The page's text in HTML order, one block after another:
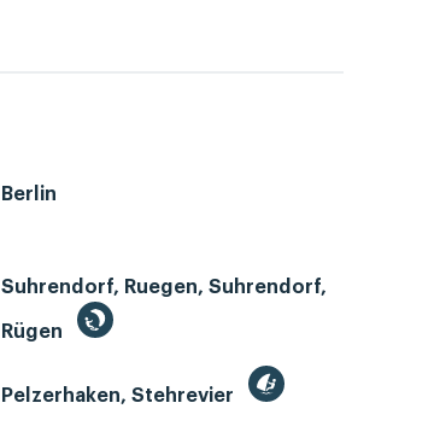
Berlin
Suhrendorf, Ruegen, Suhrendorf,
Rügen
Pelzerhaken, Stehrevier